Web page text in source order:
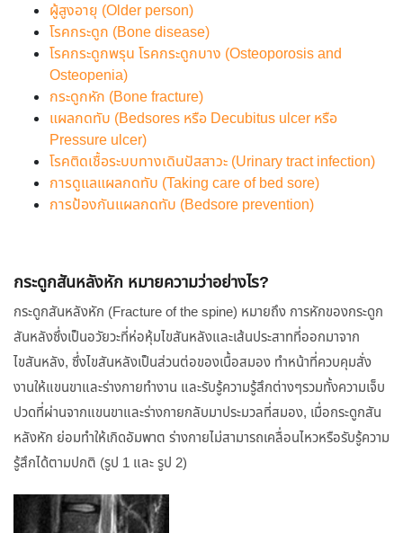
ผู้สูงอายุ (Older person)
โรคกระดูก (Bone disease)
โรคกระดูกพรุน โรคกระดูกบาง (Osteoporosis and
Osteopenia)
กระดูกหัก (Bone fracture)
แผลกดทับ (Bedsores หรือ Decubitus ulcer หรือ
Pressure ulcer)
โรคติดเชื้อระบบทางเดินปัสสาวะ (Urinary tract infection)
การดูแลแผลกดทับ (Taking care of bed sore)
การป้องกันแผลกดทับ (Bedsore prevention)
กระดูกสันหลังหัก หมายความว่าอย่างไร?
กระดูกสันหลังหัก (Fracture of the spine) หมายถึง การหักของกระดูก
สันหลังซึ่งเป็นอวัยวะที่ห่อหุ้มไขสันหลังและเส้นประสาทที่ออกมาจาก
ไขสันหลัง, ซึ่งไขสันหลังเป็นส่วนต่อของเนื้อสมอง ทำหน้าที่ควบคุมสั่ง
งานให้แขนขาและร่างกายทำงาน และรับรู้ความรู้สึกต่างๆรวมทั้งความเจ็บ
ปวดที่ผ่านจากแขนขาและร่างกายกลับมาประมวลที่สมอง, เมื่อกระดูกสัน
หลังหัก ย่อมทำให้เกิดอัมพาต ร่างกายไม่สามารถเคลื่อนไหวหรือรับรู้ความ
รู้สึกได้ตามปกติ (รูป 1 และ รูป 2)